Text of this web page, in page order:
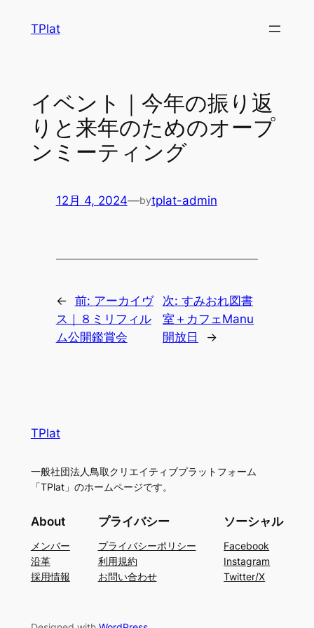
TPlat
イベント｜今年の振り返
りと来年のためのオープ
ンミーティング
12月 4, 2024—bytplat-admin
← 前: アーカイヴ
ス｜８ミリフィル
ム公開鑑賞会
次:すみおれ図書
室＋カフェManu
開放日
→
TPlat
一般社団法人鳥取クリエイティブプラットフォーム
「TPlat」のホームページです。
About
メンバー
沿革
採用情報
プライバシー
プライバシーポリシー
利用規約
お問い合わせ
ソーシャル
Facebook
Instagram
Twitter/X